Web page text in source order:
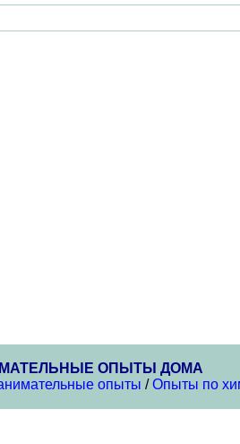
ОПЫТЫ ДОМА
опыты /Опыты по